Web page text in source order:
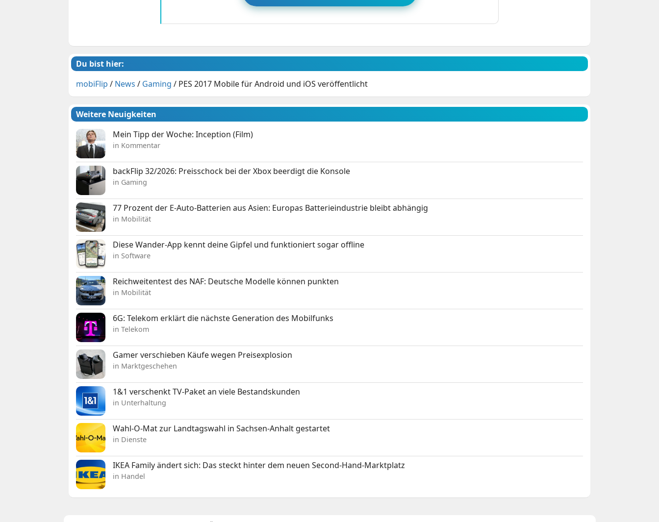
Du bist hier:
mobiFlip / News / Gaming / PES 2017 Mobile für Android und iOS veröffentlicht
Weitere Neuigkeiten
Mein Tipp der Woche: Inception (Film)
in Kommentar
backFlip 32/2026: Preisschock bei der Xbox beerdigt die Konsole
in Gaming
77 Prozent der E-Auto-Batterien aus Asien: Europas Batterieindustrie bleibt abhängig
in Mobilität
Diese Wander-App kennt deine Gipfel und funktioniert sogar offline
in Software
Reichweitentest des NAF: Deutsche Modelle können punkten
in Mobilität
6G: Telekom erklärt die nächste Generation des Mobilfunks
in Telekom
Gamer verschieben Käufe wegen Preisexplosion
in Marktgeschehen
1&1 verschenkt TV-Paket an viele Bestandskunden
in Unterhaltung
Wahl-O-Mat zur Landtagswahl in Sachsen-Anhalt gestartet
in Dienste
IKEA Family ändert sich: Das steckt hinter dem neuen Second-Hand-Marktplatz
in Handel